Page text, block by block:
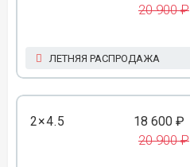
20 900 ₽
ЛЕТНЯЯ РАСПРОДАЖА
2×4.5 18 600 ₽
20 900 ₽